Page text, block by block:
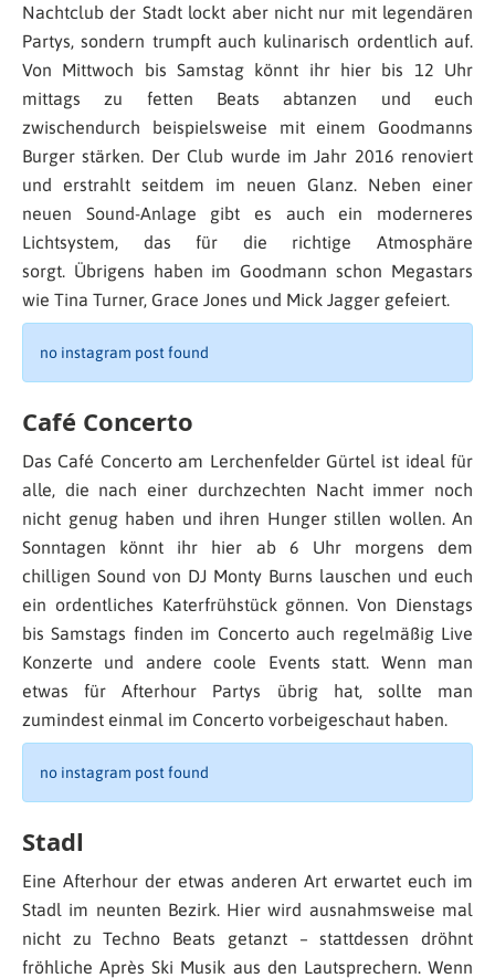
Nachtclub der Stadt lockt aber nicht nur mit legendären
Partys, sondern trumpft auch kulinarisch ordentlich auf.
Von Mittwoch bis Samstag könnt ihr hier bis 12 Uhr
mittags zu fetten Beats abtanzen und euch
zwischendurch beispielsweise mit einem Goodmanns
Burger stärken. Der Club wurde im Jahr 2016 renoviert
und erstrahlt seitdem im neuen Glanz. Neben einer
neuen Sound-Anlage gibt es auch ein moderneres
Lichtsystem, das für die richtige Atmosphäre
sorgt. Übrigens haben im Goodmann schon Megastars
wie Tina Turner, Grace Jones und Mick Jagger gefeiert.
no instagram post found
Café Concerto
Das Café Concerto am Lerchenfelder Gürtel ist ideal für
alle, die nach einer durchzechten Nacht immer noch
nicht genug haben und ihren Hunger stillen wollen. An
Sonntagen könnt ihr hier ab 6 Uhr morgens dem
chilligen Sound von DJ Monty Burns lauschen und euch
ein ordentliches Katerfrühstück gönnen. Von Dienstags
bis Samstags finden im Concerto auch regelmäßig Live
Konzerte und andere coole Events statt. Wenn man
etwas für Afterhour Partys übrig hat, sollte man
zumindest einmal im Concerto vorbeigeschaut haben.
no instagram post found
Stadl
Eine Afterhour der etwas anderen Art erwartet euch im
Stadl im neunten Bezirk. Hier wird ausnahmsweise mal
nicht zu Techno Beats getanzt – stattdessen dröhnt
fröhliche Après Ski Musik aus den Lautsprechern. Wenn